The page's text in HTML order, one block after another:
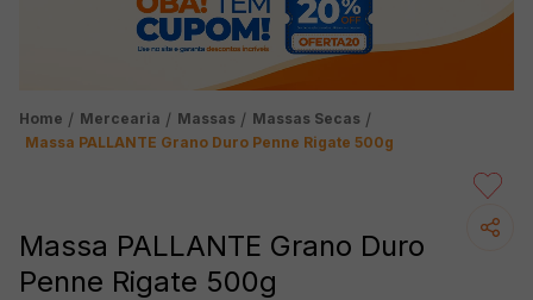
Mercearia Massas
Massas Secas
Massa PALLANTE Grano Duro Penne Rigate 500g
Massa PALLANTE Grano Duro
Penne Rigate 500g